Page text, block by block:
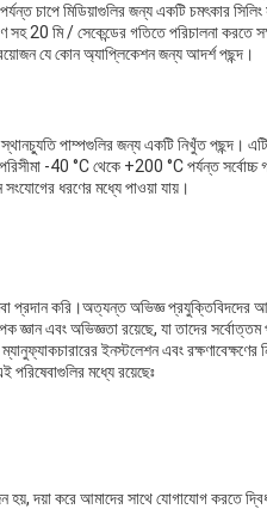
চাপে মিডিয়াগুলির জন্য একটি চমৎকার
সহ 20 মি / সেকেন্ডের গতিতে পরিচালনা করতে
যে কোন অ্যাপ্লিকেশন জন্য আদর্শ পছন্দ।
স্থানচ্যুতি পাম্পগুলির জন্য একটি নিখুঁত পছন্দ।
-40 °C থেকে +200 °C পর্যন্ত
সংযোগের ধরণের মধ্যে পাওয়া যায়।
প্রদান করি।অত্যন্ত অভিজ্ঞ
জ্ঞান এবং অভিজ্ঞতা রয়েছে, যা তাদের
ইনস্টলেশন এবং
পরিষেবাগুলির মধ্যে রয়েছেঃ
হয়, দয়া করে আমাদের সাথে যোগাযোগ করতে